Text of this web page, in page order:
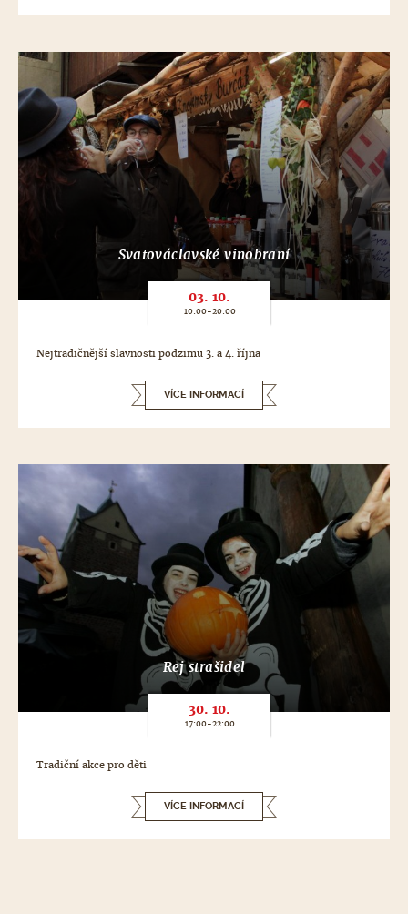
Svatováclavské vinobraní
03. 10.
10:00-20:00
Nejtradičnější slavnosti podzimu 3. a 4. října
VÍCE INFORMACÍ
Rej strašidel
30. 10.
17:00-22:00
Tradiční akce pro děti
VÍCE INFORMACÍ